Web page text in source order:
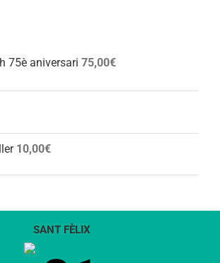
75è aniversari 75,00€
10,00€
SANT FÈLIX